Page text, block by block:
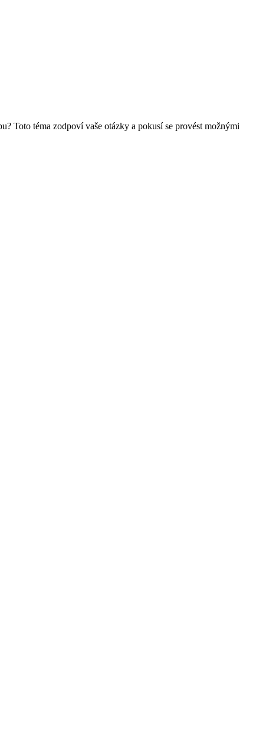
Toto téma zodpoví vaše otázky a pokusí se provést možnými